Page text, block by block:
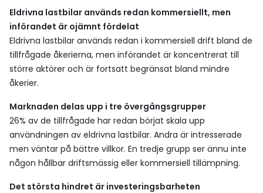
Eldrivna lastbilar används redan kommersiellt, men
införandet är ojämnt fördelat
Eldrivna lastbilar används redan i kommersiell drift bland de
tillfrågade åkerierna, men införandet är koncentrerat till
större aktörer och är fortsatt begränsat bland mindre
åkerier.
Marknaden delas upp i tre övergångsgrupper
26% av de tillfrågade har redan börjat skala upp
användningen av eldrivna lastbilar. Andra är intresserade
men väntar på bättre villkor. En tredje grupp ser ännu inte
någon hållbar driftsmässig eller kommersiell tillämpning.
Det största hindret är investeringsbarheten